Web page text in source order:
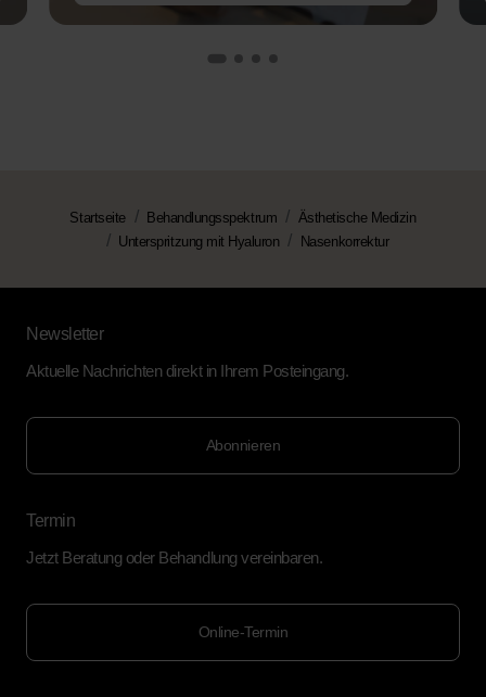
Startseite Behandlungsspektrum
Ästhetische Medizin
Unterspritzung mit Hyaluron
Nasenkorrektur
Newsletter
Aktuelle Nachrichten direkt in Ihrem Posteingang.
Abonnieren
Termin
Jetzt Beratung oder Behandlung vereinbaren.
Online-Termin